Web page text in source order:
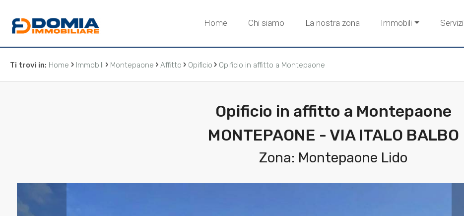
Home Chi siamo La nostra zona Immobili Servizi
Ti trovi in: Home › Immobili › Montepaone › Affitto › Opificio › Opificio in affitto a Montepaone
Opificio in affitto a Montepaone
MONTEPAONE - VIA ITALO BALBO
Zona: Montepaone Lido
HOME
Codice